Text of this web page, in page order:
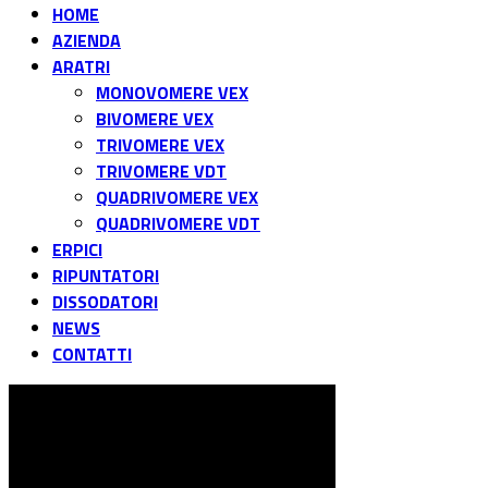
HOME
AZIENDA
ARATRI
MONOVOMERE VEX
BIVOMERE VEX
TRIVOMERE VEX
TRIVOMERE VDT
QUADRIVOMERE VEX
QUADRIVOMERE VDT
ERPICI
RIPUNTATORI
DISSODATORI
NEWS
CONTATTI